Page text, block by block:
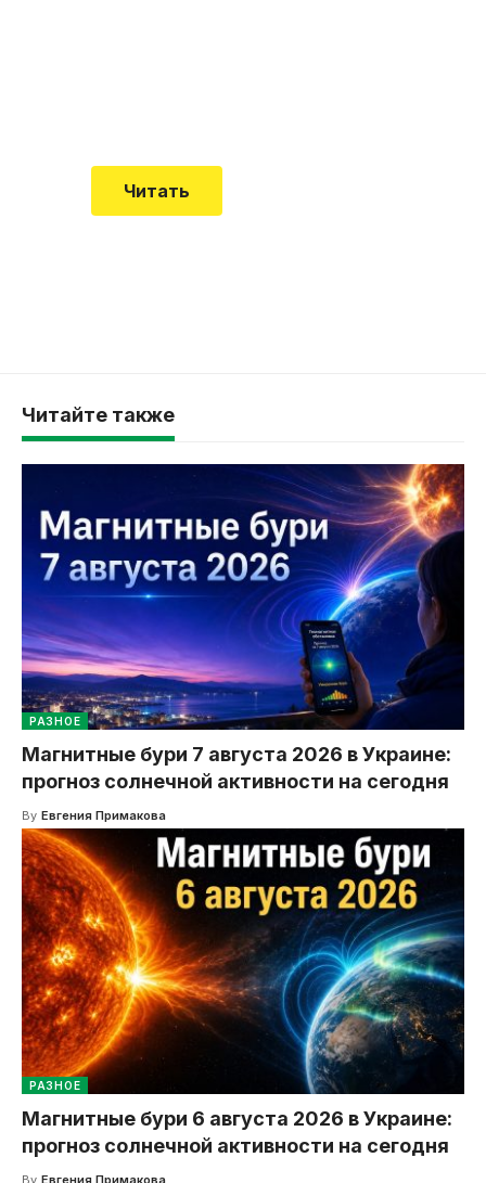
Читать
Читайте также
РАЗНОЕ
Магнитные бури 7 августа 2026 в Украине:
прогноз солнечной активности на сегодня
By Евгения Примакова
РАЗНОЕ
Магнитные бури 6 августа 2026 в Украине:
прогноз солнечной активности на сегодня
By Евгения Примакова